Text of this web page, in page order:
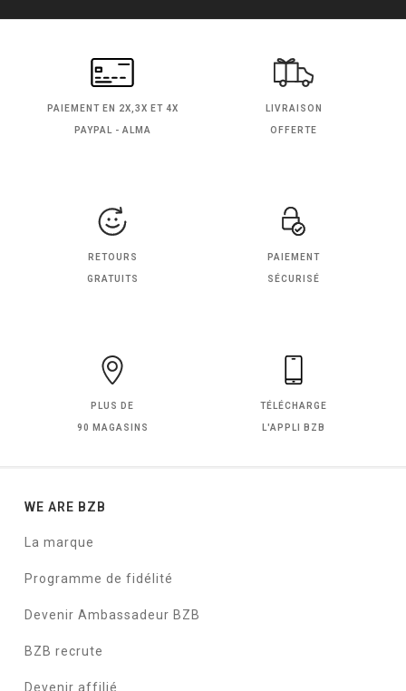
PAIEMENT EN 2X,3X ET 4X
PAYPAL - ALMA
LIVRAISON
OFFERTE
RETOURS
GRATUITS
PAIEMENT
SÉCURISÉ
PLUS DE
90 MAGASINS
TÉLÉCHARGE
L'APPLI BZB
WE ARE BZB
La marque
Programme de fidélité
Devenir Ambassadeur BZB
BZB recrute
Devenir affilié